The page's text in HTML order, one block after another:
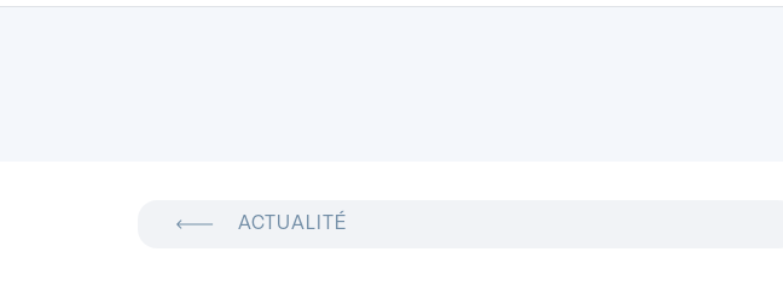
ACTUALITÉ